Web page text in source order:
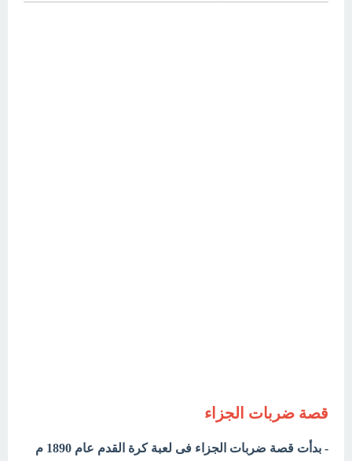
قصة ضربات الجزاء
- بدأت قصة ضربات الجزاء فى لعبة كرة القدم عام 1890 م